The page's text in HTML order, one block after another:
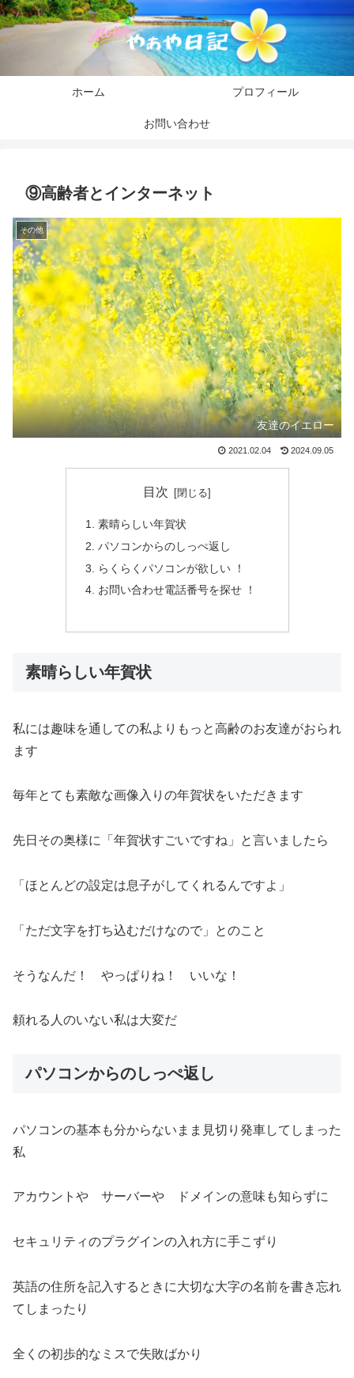
ホーム プロフィール
お問い合わせ
⑨高齢者とインターネット
その他
友達のイエロー
2021.02.04 2024.09.05
目次
素晴らしい年賀状
パソコンからのしっぺ返し
らくらくパソコンが欲しい ！
お問い合わせ電話番号を探せ ！
素晴らしい年賀状
私には趣味を通しての私よりもっと高齢のお友達がおられ
ます
毎年とても素敵な画像入りの年賀状をいただきます
先日その奥様に「年賀状すごいですね」と言いましたら
「ほとんどの設定は息子がしてくれるんですよ」
「ただ文字を打ち込むだけなので」とのこと
そうなんだ！ やっぱりね！ いいな！
頼れる人のいない私は大変だ
パソコンからのしっぺ返し
パソコンの基本も分からないまま見切り発車してしまった
私
アカウントや サーバーや ドメインの意味も知らずに
セキュリティのプラグインの入れ方に手こずり
英語の住所を記入するときに大切な大字の名前を書き忘れ
てしまったり
全くの初歩的なミスで失敗ばかり